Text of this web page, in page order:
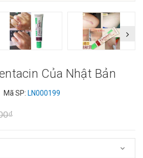
Của Nhật Bản
Mã SP: LN000199